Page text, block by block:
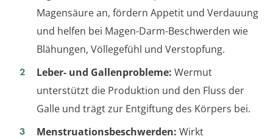
Magensäure an, fördern Appetit und Verdauung
und helfen bei Magen-Darm-Beschwerden wie
Blähungen, Völlegefühl und Verstopfung.
Leber- und Gallenprobleme: Wermut
unterstützt die Produktion und den Fluss der
Galle und trägt zur Entgiftung des Körpers bei.
Menstruationsbeschwerden: Wirkt